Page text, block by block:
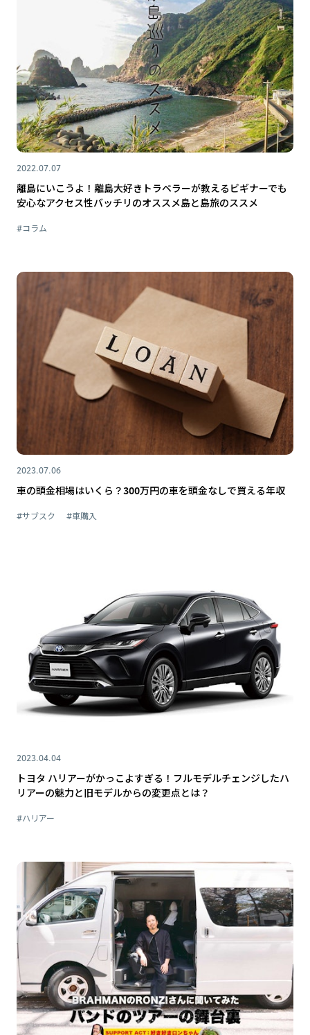
2022.07.07
離島にいこうよ！離島大好きトラベラーが教えるビギナーでも
安心なアクセス性バッチリのオススメ島と島旅のススメ
#コラム
2023.07.06
車の頭金相場はいくら？300万円の車を頭金なしで買える年収
#サブスク #車購入
2023.04.04
トヨタ ハリアーがかっこよすぎる！フルモデルチェンジしたハ
リアーの魅力と旧モデルからの変更点とは？
#ハリアー